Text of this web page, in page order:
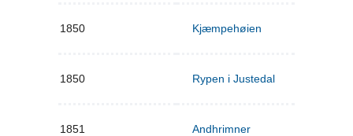
1850 Kjæmpehøien
1850 Rypen i Justedal
1851 Andhrimner